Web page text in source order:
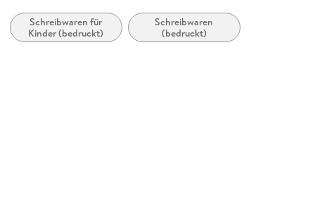
Produktart
Postkartenbücher
Schreibwaren für
Kinder (bedruckt)
Schreibwaren
(bedruckt)